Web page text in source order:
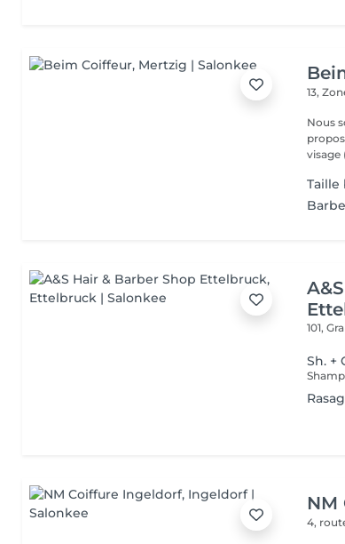
13,
Nous
proposons
visage
Taille
101,
Sh. +
NM
4,